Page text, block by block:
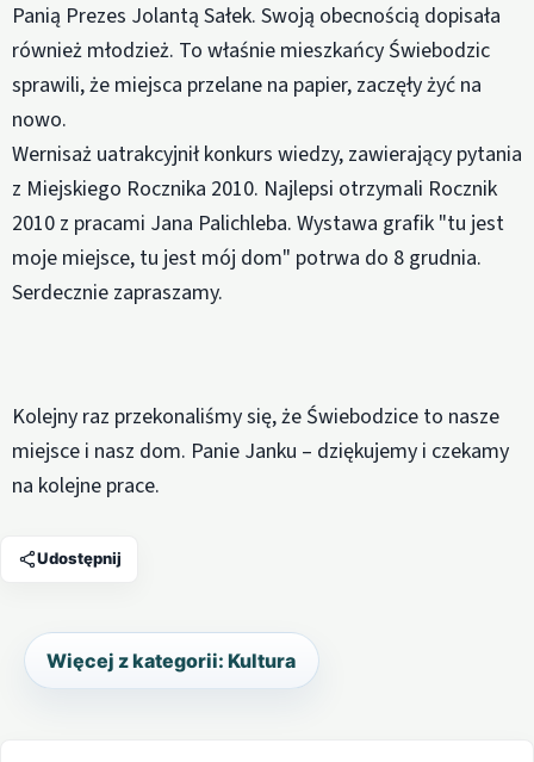
Panią Prezes Jolantą Sałek. Swoją obecnością dopisała
również młodzież. To właśnie mieszkańcy Świebodzic
sprawili, że miejsca przelane na papier, zaczęły żyć na
nowo.
Wernisaż uatrakcyjnił konkurs wiedzy, zawierający pytania
z Miejskiego Rocznika 2010. Najlepsi otrzymali Rocznik
2010 z pracami Jana Palichleba. Wystawa grafik "tu jest
moje miejsce, tu jest mój dom" potrwa do 8 grudnia.
Serdecznie zapraszamy.
Kolejny raz przekonaliśmy się, że Świebodzice to nasze
miejsce i nasz dom. Panie Janku – dziękujemy i czekamy
na kolejne prace.
Udostępnij
Więcej z kategorii: Kultura